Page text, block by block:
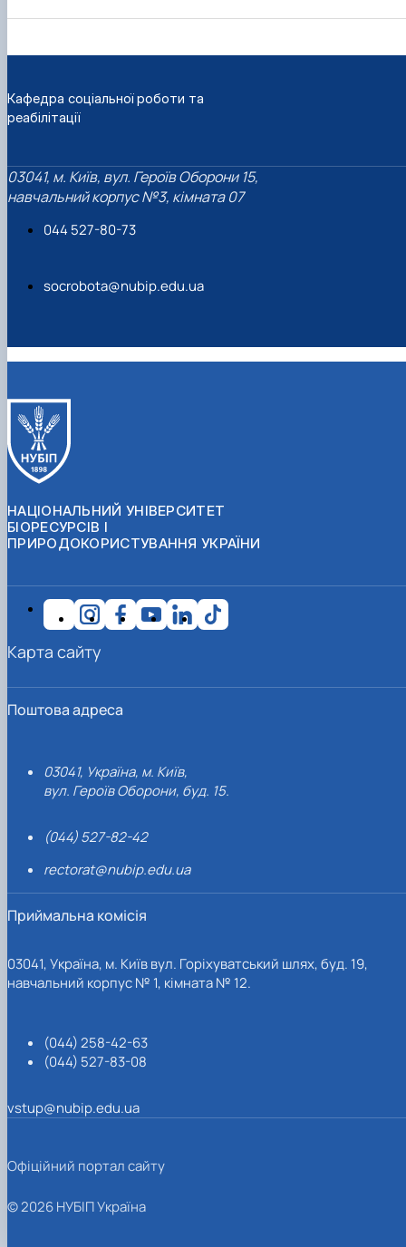
Кафедра соціальної роботи та
реабілітації
03041, м. Київ, вул. Героїв Оборони 15,
навчальний корпус №3, кімната 07
044 527-80-73
socrobota@nubip.edu.ua
НАЦІОНАЛЬНИЙ УНІВЕРСИТЕТ
БІОРЕСУРСІВ І
ПРИРОДОКОРИСТУВАННЯ УКРАЇНИ
Поштова адреса
03041, Україна, м. Київ,
вул. Героїв Оборони, буд. 15.
(044) 527-82-42
rectorat@nubip.edu.ua
Приймальна комісія
03041, Україна, м. Київ вул. Горіхуватський шлях, буд. 19,
навчальний корпус № 1, кімната № 12.
(044) 258-42-63
(044) 527-83-08
vstup@nubip.edu.ua
Карта сайту
Офіційний портал сайту
© 2026 НУБІП Україна